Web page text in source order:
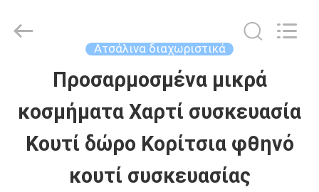
ΠΡΟΪΌΝΤΑ
ΣΧΕΤΙΚΆ
Ατσάλινα διαχωριστικά
Προσαρμοσμένα μικρά
κοσμήματα Χαρτί συσκευασία
Κουτί δώρο Κορίτσια φθηνό
κουτί συσκευασίας